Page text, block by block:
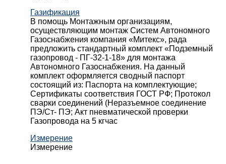
Газификация
В помощь Монтажным организациям,
осуществляющим монтаж Систем Автономного
Газоснабжения компания «Митекс», рада
предложить стандартный комплект «Подземный
газопровод - ПГ-32-1-18» для монтажа
Автономного Газоснабжения. На данный
комплект оформляется сводный паспорт
состоящий из: Паспорта на комплектующие;
Сертификаты соответствия ГОСТ РФ; Протокол
сварки соединений (Неразъемное соединение
ПЭ/Ст- ПЭ; Акт пневматической проверки
Газопровода на 5 кгчас
Измерение
Измерение